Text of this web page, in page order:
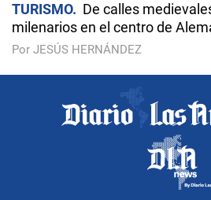
TURISMO
De calles
milenarios en el centro de
Por JESÚS HERNÁNDEZ